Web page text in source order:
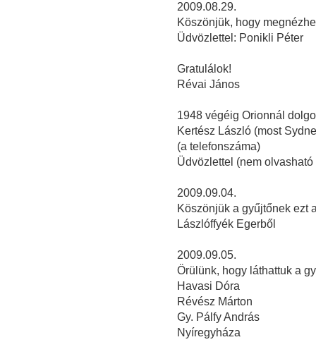
2009.08.29.
Köszönjük, hogy
Üdvözlettel: Ponikli Péter
Gratulálok!
Révai János
1948 végéig Orionnál
Kertész László (most
(a telefonszáma)
Üdvözlettel (nem olvasható
2009.09.04.
Köszönjük a gyűjtőnek ezt
Lászlóffyék Egerből
2009.09.05.
Örülünk, hogy láthattuk a
Havasi Dóra
Révész Márton
Gy. Pálfy András
Nyíregyháza